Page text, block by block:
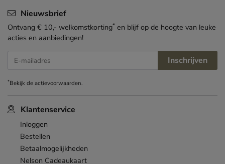
Klantenservice
Inloggen
Bestellen
Betaalmogelijkheden
Nelson Cadeaukaart
Nieuwsbrief
Ontvang € 10,- welkomstkorting* en blijf op de hoogte van leuke
acties en aanbiedingen!
E-mailadres Inschrijven
*Bekijk deactievoorwaarden.